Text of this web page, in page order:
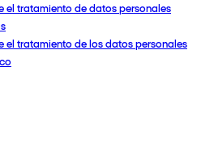
el tratamiento de datos personales
el tratamiento de los datos personales